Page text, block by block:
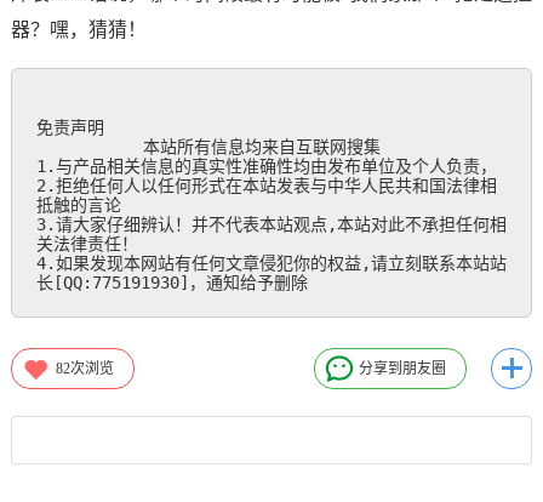
器？嘿，猜猜！
免责声明
本站所有信息均来自互联网搜集
1.与产品相关信息的真实性准确性均由发布单位及个人负责，
2.拒绝任何人以任何形式在本站发表与中华人民共和国法律相
抵触的言论
3.请大家仔细辨认！并不代表本站观点,本站对此不承担任何相
关法律责任！
4.如果发现本网站有任何文章侵犯你的权益,请立刻联系本站站
长[QQ:775191930]，通知给予删除
82次浏览 分享到朋友圈